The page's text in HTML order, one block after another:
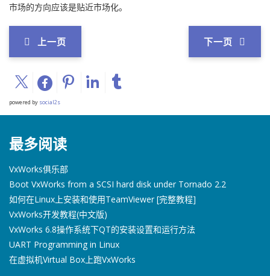
市场的方向应该是贴近市场化。
上一页 下一页
powered by social2s
最多阅读
VxWorks俱乐部
Boot VxWorks from a SCSI hard disk under Tornado 2.2
如何在Linux上安装和使用TeamViewer [完整教程]
VxWorks开发教程(中文版)
VxWorks 6.8操作系统下QT的安装设置和运行方法
UART Programming in Linux
在虚拟机Virtual Box上跑VxWorks